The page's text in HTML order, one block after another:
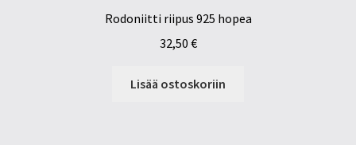
Rodoniitti riipus 925 hopea
32,50 €
Lisää ostoskoriin